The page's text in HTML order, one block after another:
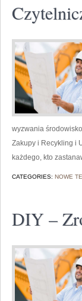
wyzwania
Zakupy i Recykling i
każdego, kto
CATEGORIES: NOWE
DIY –